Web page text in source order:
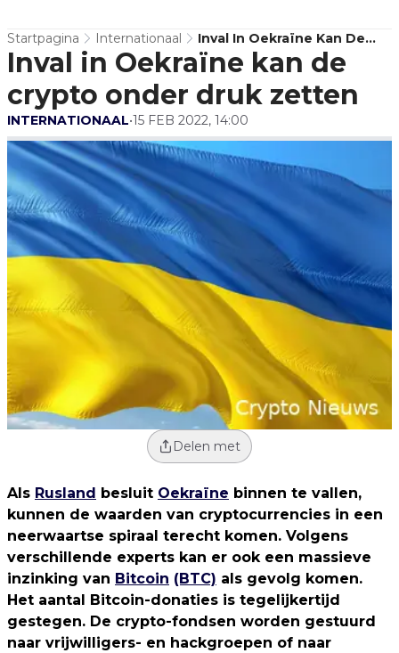
Startpagina Internationaal
Inval In Oekraïne Kan De
Crypto Onder Druk Zetten
Inval in Oekraïne kan de
crypto onder druk zetten
INTERNATIONAAL•15 FEB 2022, 14:00
Delen met
Als Rusland besluit Oekraïne binnen te vallen,
kunnen de waarden van cryptocurrencies in een
neerwaartse spiraal terecht komen. Volgens
verschillende experts kan er ook een massieve
inzinking van Bitcoin (BTC) als gevolg komen.
Het aantal Bitcoin-donaties is tegelijkertijd
gestegen. De crypto-fondsen worden gestuurd
naar vrijwilligers- en hackgroepen of naar